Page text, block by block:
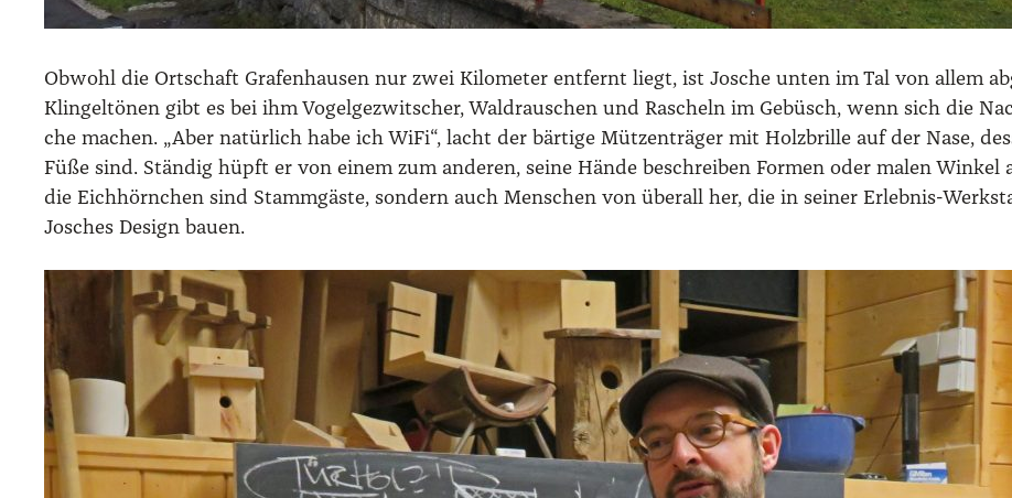
Obwohl die Ort­schaft Gra­fen­hau­sen nur zwei Kilo­me­ter ent­fernt liegt, ist Josche unten im Tal von allem
Klin­gel­tö­nen gibt es bei ihm Vogel­ge­zwit­scher, Wald­rau­schen und Rascheln im Gebüsch, wenn sich die
che machen. „Aber natür­lich habe ich WiFi“, lacht der bär­ti­ge Müt­zen­trä­ger mit Holz­bril­le auf der Nase,
Füße sind. Stän­dig hüpft er von einem zum ande­ren, sei­ne Hän­de beschrei­ben For­men oder malen
die Eich­hörn­chen sind Stamm­gäs­te, son­dern auch Men­schen von über­all her, die in sei­ner Erleb­nis-
Josches Design bau­en.